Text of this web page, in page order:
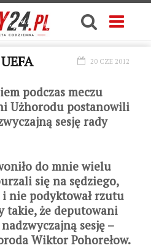
20 CZE 2012
podczas meczu
Użhorodu postanowili
sesję rady
do mnie wielu
się na sędziego,
nie podyktował rzutu
takie, że deputowani
sesję –
Wiktor Pohorełow.